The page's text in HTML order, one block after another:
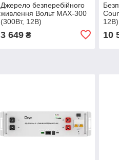
Джерело безперебійного
живлення Вольт МАХ-300
(300Вт, 12В)
3 649₴
12В)
10